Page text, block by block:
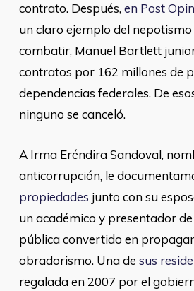
contrato. Después, en Post
un claro ejemplo del nepotismo
combatir, Manuel Bartlett
contratos por 162 millones de
dependencias federales. De
ninguno se canceló.
A Irma Eréndira Sandoval,
anticorrupción, le
propiedades junto con su
un académico y presentador
pública convertido en
obradorismo. Una de sus
regalada en 2007 por el